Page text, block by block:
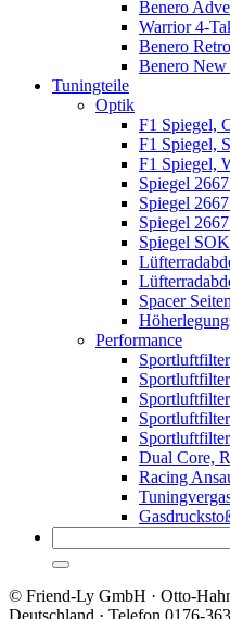
Benero
Warrior 4-
Benero
Benero
Tuningteile
Optik
F1 Spiegel,
F1 Spiegel,
F1 Spiegel,
Spiegel
Spiegel
Spiegel
Spiegel
Spacer
Performance
Dual Core,
Racing
© Friend-Ly GmbH · Otto-